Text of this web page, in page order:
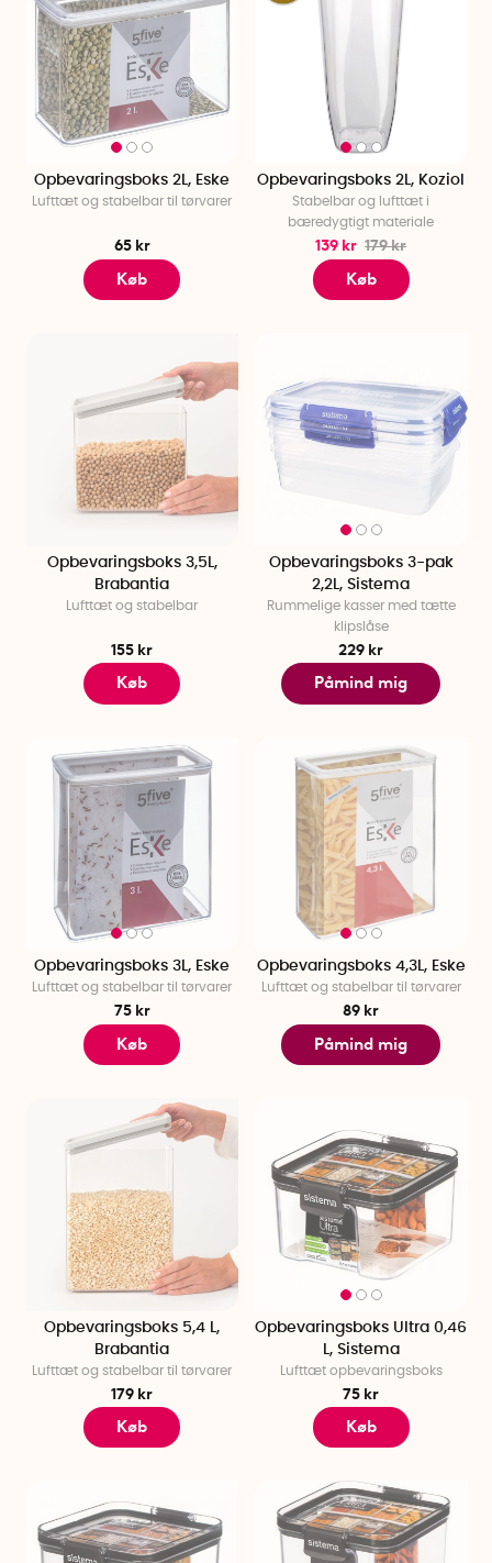
Opbevaringsboks 2L, Eske
Lufttæt og stabelbar til tørvarer
65 kr
Køb
Opbevaringsboks 2L, Koziol
Stabelbar og lufttæt i
bæredygtigt materiale
139 kr 179 kr
Køb
Opbevaringsboks 3,5L,
Brabantia
Lufttæt og stabelbar
155 kr
Køb
Opbevaringsboks 3-pak
2,2L, Sistema
Rummelige kasser med tætte
klipslåse
229 kr
Påmind mig
Opbevaringsboks 3L, Eske
Lufttæt og stabelbar til tørvarer
75 kr
Køb
Opbevaringsboks 4,3L, Eske
Lufttæt og stabelbar til tørvarer
89 kr
Påmind mig
Opbevaringsboks 5,4 L,
Brabantia
Lufttæt og stabelbar til tørvarer
179 kr
Køb
Opbevaringsboks Ultra 0,46
L, Sistema
Lufttæt opbevaringsboks
75 kr
Køb